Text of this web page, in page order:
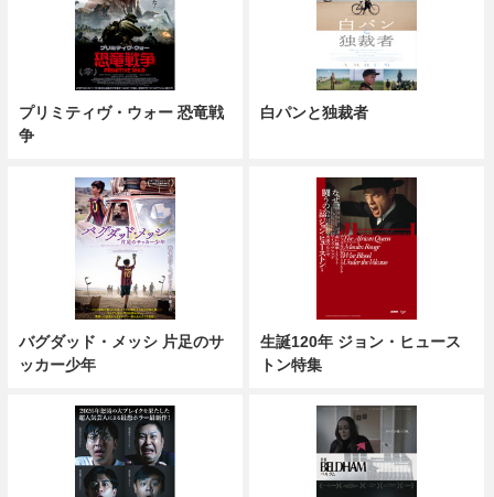
プリミティヴ・ウォー 恐竜戦
争
白パンと独裁者
バグダッド・メッシ 片足のサ
ッカー少年
生誕120年 ジョン・ヒュース
トン特集